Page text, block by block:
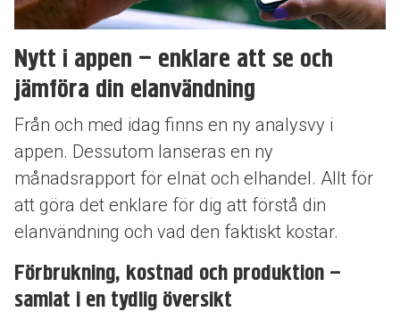
Nytt i appen – enklare att se och
jämföra din elanvändning
Från och med idag finns en ny analysvy i
appen. Dessutom lanseras en ny
månadsrapport för elnät och elhandel. Allt för
att göra det enklare för dig att förstå din
elanvändning och vad den faktiskt kostar.
Förbrukning, kostnad och produktion –
samlat i en tydlig översikt